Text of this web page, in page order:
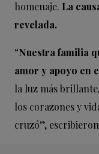
homenaje. La
revelada.
“Nuestra familia
amor y apoyo en
la luz más
los corazones y
cruzó”,